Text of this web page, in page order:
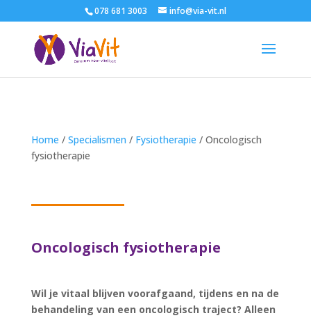
078 681 3003 info@via-vit.nl
Home / Specialismen / Fysiotherapie / Oncologisch
fysiotherapie
Oncologisch fysiotherapie
Wil je vitaal blijven voorafgaand, tijdens en na de
behandeling van een oncologisch traject? Alleen